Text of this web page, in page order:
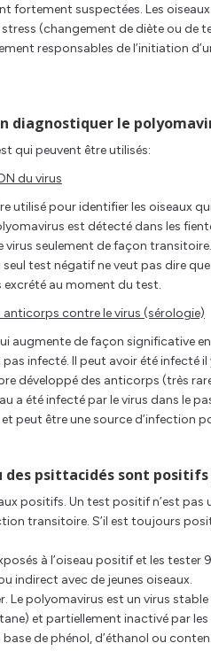
fortement suspectées. Les
(changement de diète ou de
responsables de l’initiation
diagnostiquer le
qui peuvent être utilisés:
du virus
utilisé pour identifier les oiseaux
est détecté dans les
virus seulement de façon
test négatif ne veut pas dire
excrété au moment du test.
anticorps contre le virus (sérologie)
augmente de façon significative
pas infecté. Il peut avoir été
développé des anticorps (très
a été infecté par le virus dans le
peut être une source d’infection
des psittacidés sont
positifs. Un test positif n’est pas
transitoire. S’il est toujours
à l’oiseau positif et les
indirect avec de jeunes oiseaux.
Le polyomavirus est un virus
et partiellement inactivé par
de phénol, d’éthanol ou